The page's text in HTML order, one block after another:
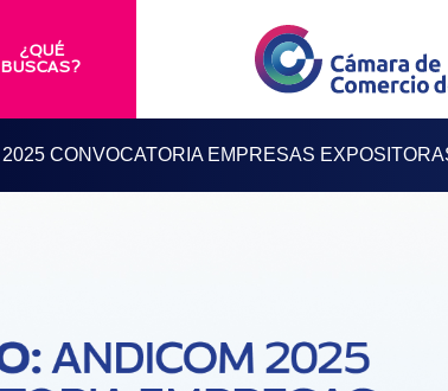
¿QUÉ
BUSCAS?
CONVOCATORIA EMPRESAS